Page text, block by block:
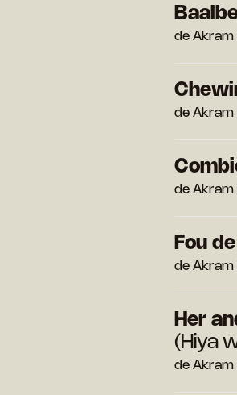
de Akram
de Akram
de Akram
Fou
de Akram
Her
(Hiya
de Akram